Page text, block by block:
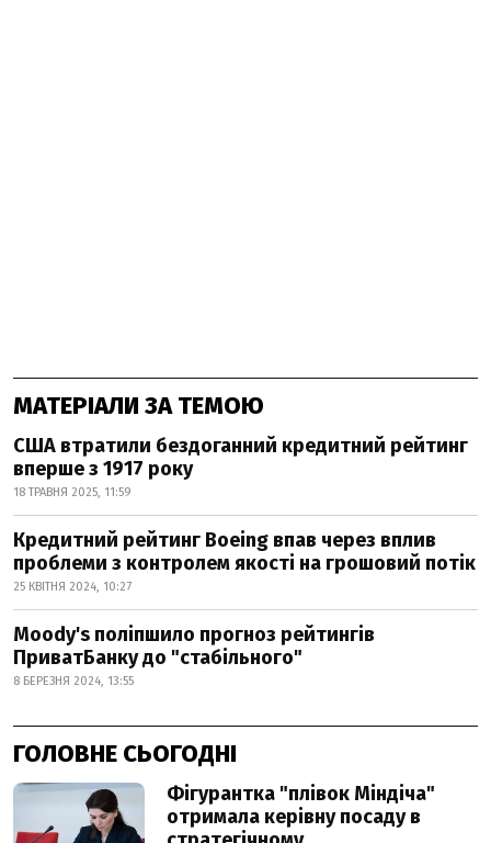
МАТЕРІАЛИ ЗА ТЕМОЮ
США втратили бездоганний кредитний рейтинг
вперше з 1917 року
18 ТРАВНЯ 2025, 11:59
Кредитний рейтинг Boeing впав через вплив
проблеми з контролем якості на грошовий потік
25 КВІТНЯ 2024, 10:27
Moody's поліпшило прогноз рейтингів
ПриватБанку до "стабільного"
8 БЕРЕЗНЯ 2024, 13:55
ГОЛОВНЕ СЬОГОДНІ
Фігурантка "плівок Міндіча"
отримала керівну посаду в